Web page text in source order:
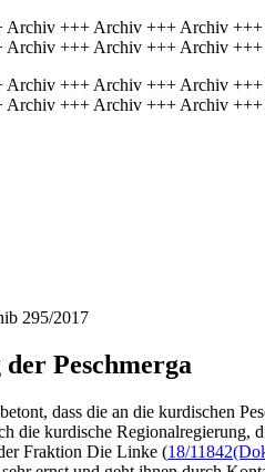
+++ Archiv +++ Archiv
+++ Archiv +++ Archiv
+++ Archiv +++ Archiv
+++ Archiv +++ Archiv
295/2017
Peschmerga
dass die an die kurdischen
die kurdische Regionalregierung,
Fraktion Die Linke (18/11842